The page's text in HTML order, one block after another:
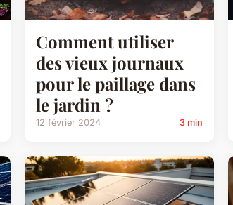
Comment utiliser
des vieux journaux
pour le paillage dans
le jardin ?
12 février 2024 3 min